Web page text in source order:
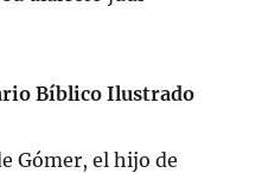
Bíblico Ilustrado
Gómer, el hijo de